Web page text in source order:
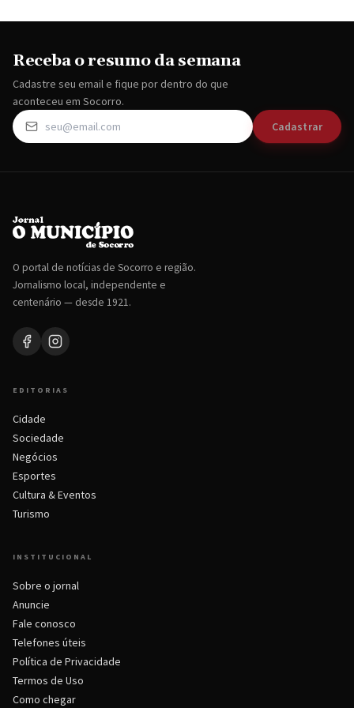
Receba o resumo da semana
Cadastre seu email e fique por dentro do que
aconteceu em Socorro.
Cadastrar
O portal de notícias de Socorro e região.
Jornalismo local, independente e
centenário — desde 1921.
EDITORIAS
Cidade
Sociedade
Negócios
Esportes
Cultura & Eventos
Turismo
INSTITUCIONAL
Sobre o jornal
Anuncie
Fale conosco
Telefones úteis
Política de Privacidade
Termos de Uso
Como chegar